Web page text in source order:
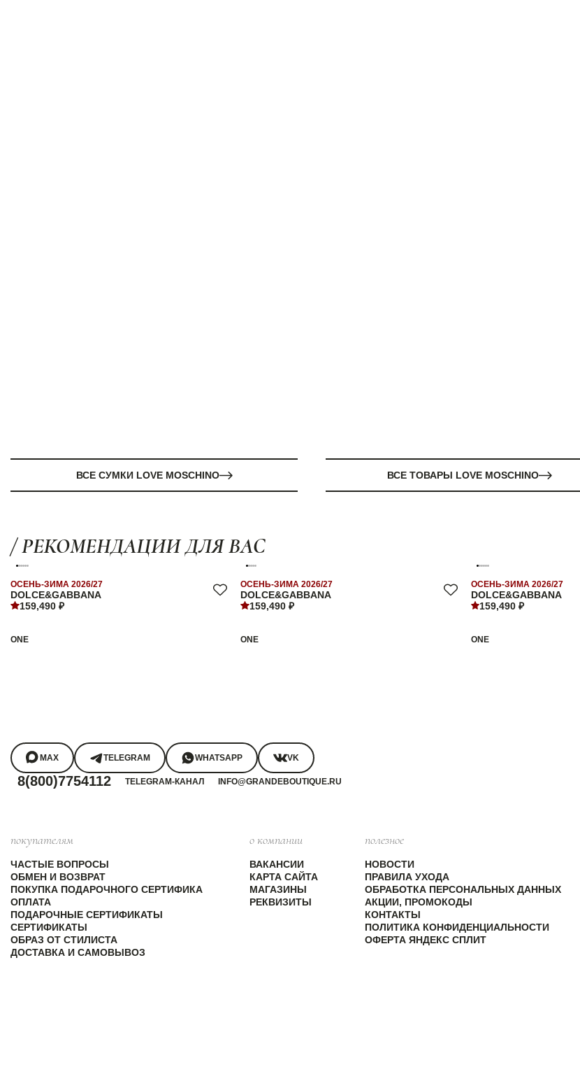
ВСЕ СУМКИ LOVE MOSCHINO ВСЕ ТОВАРЫ LOVE MOSCHINO
/ РЕКОМЕНДАЦИИ ДЛЯ ВАС
DOLCE&GABBANA
ОСЕНЬ-ЗИМА 2026/27
159,490 ₽
ONE
DOLCE&GABBANA
ОСЕНЬ-ЗИМА 2026/27
159,490 ₽
ONE
DOLCE&GABBANA
ОСЕНЬ-ЗИМА 2026/27
159,490 ₽
ONE
MAX TELEGRAM WHATSAPP VK
8(800)7754112 TELEGRAM-КАНАЛ INFO@GRANDEBOUTIQUE.RU
покупателям
ЧАСТЫЕ ВОПРОСЫ
ОБМЕН И ВОЗВРАТ
ПОКУПКА ПОДАРОЧНОГО СЕРТИФИКА
ОПЛАТА
ПОДАРОЧНЫЕ СЕРТИФИКАТЫ
СЕРТИФИКАТЫ
ОБРАЗ ОТ СТИЛИСТА
ДОСТАВКА И САМОВЫВОЗ
о компании
ВАКАНСИИ
КАРТА САЙТА
МАГАЗИНЫ
РЕКВИЗИТЫ
полезное
НОВОСТИ
ПРАВИЛА УХОДА
ОБРАБОТКА ПЕРСОНАЛЬНЫХ ДАННЫХ
АКЦИИ, ПРОМОКОДЫ
КОНТАКТЫ
ПОЛИТИКА КОНФИДЕНЦИАЛЬНОСТИ
ОФЕРТА ЯНДЕКС СПЛИТ